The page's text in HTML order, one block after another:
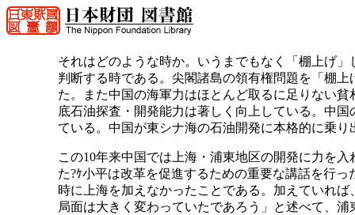
それはどのような時か。いうまでもなく「棚上げ
判断する時である。尖閣諸島の領有権問題を「棚
た。また中国の海軍力はほとんど取るに足りない
底石油探査・開発能力は著しく向上している。中
ている。中国が東シナ海の石油開発に本格的に乗
この10年来中国では上海・浦東地区の開発に力を
た?ｹ小平は改革を促進するための重要な講話を行
時に上海を加えなかったことである。加えていれ
局面は大きく変わっていたであろう」と述べて、